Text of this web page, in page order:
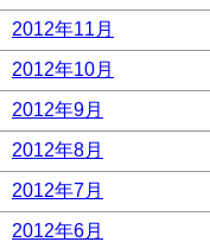
2012年11月
2012年10月
2012年9月
2012年8月
2012年7月
2012年6月